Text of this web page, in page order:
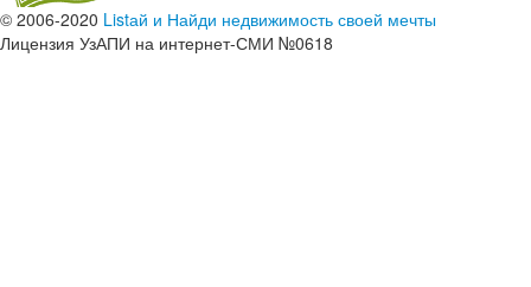
© 2006-2020 Listай и Найди недвижимость своей мечты
Лицензия УзАПИ на интернет-СМИ №0618